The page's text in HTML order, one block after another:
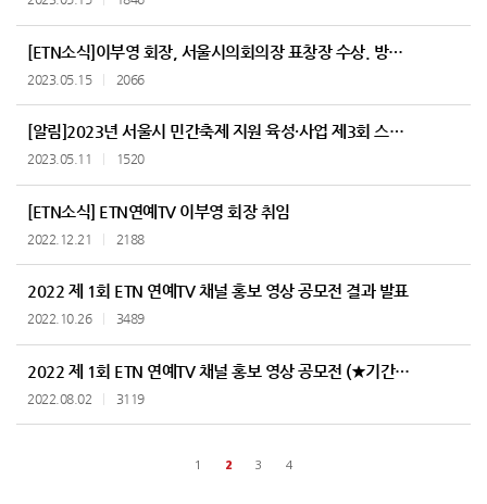
[ETN소식]이부영 회장, 서울시의회의장 표창장 수상. 방송 발전 기여
2023.05.15 2066
[알림]2023년 서울시 민간축제 지원 육성·사업 제3회 스케치북 로드 페스티벌
2023.05.11 1520
[ETN소식] ETN연예TV 이부영 회장 취임
2022.12.21 2188
2022 제 1회 ETN 연예TV 채널 홍보 영상 공모전 결과 발표
2022.10.26 3489
2022 제 1회 ETN 연예TV 채널 홍보 영상 공모전 (★기간 연장★)
2022.08.02 3119
1 2 3 4